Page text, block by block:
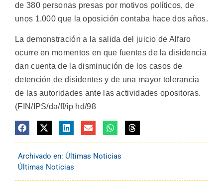
de 380 personas presas por motivos políticos, de
unos 1.000 que la oposición contaba hace dos años.
La demonstración a la salida del juicio de Alfaro
ocurre en momentos en que fuentes de la disidencia
dan cuenta de la disminución de los casos de
detención de disidentes y de una mayor tolerancia
de las autoridades ante las actividades opositoras.
(FIN/IPS/da/ff/ip hd/98
Archivado en: Últimas Noticias
Últimas Noticias